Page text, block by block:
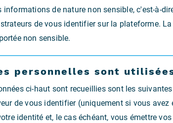
de nature non sensible, c'est-à-
de vous identifier sur la plateforme.
non sensible.
personnelles sont
ci-haut sont recueillies sont les
de vous identifier (uniquement si vous
identité et, le cas échéant, vous émettre